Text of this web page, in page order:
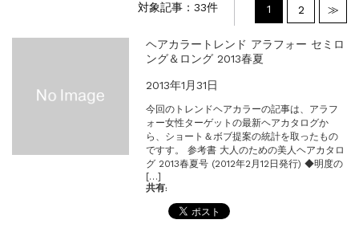
2026年度夏季・シルバーウィーク休業の...
新着情報
2025.3.11
【新商品】厚口ヘアカラーチャートA4サイ...
9月24日頃よりオンラインショップの送料...
在庫処分セールのお知らせ【なくなり次第終...
一部ヘアカラーチャートのお値引きを行いま...
1 2 ≫
対象記事：33件
ヘアカラートレンド アラフォー セミロ
ング＆ロング 2013春夏
2013年1月31日
今回のトレンドヘアカラーの記事は、アラフ
ォー女性ターゲットの最新ヘアカタログか
ら、ショート＆ボブ提案の統計を取ったもの
ですす。 参考書 大人のための美人ヘアカタロ
グ 2013春夏号 (2012年2月12日発行) ◆明度の
[…]
共有: